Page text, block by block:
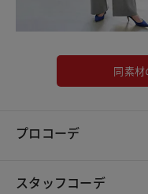
同素材
プロコーデ
スタッフコーデ